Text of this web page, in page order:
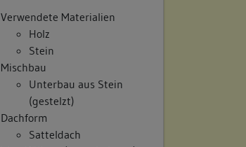
Verwendete Materialien
Holz
Stein
Mischbau
Unterbau aus Stein
(gestelzt)
Dachform
Satteldach